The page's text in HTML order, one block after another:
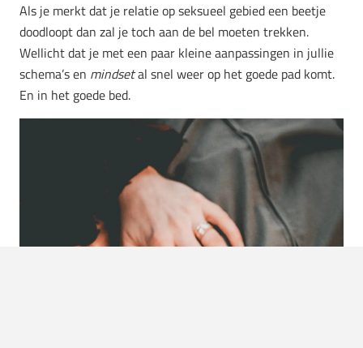
Als je merkt dat je relatie op seksueel gebied een beetje
doodloopt dan zal je toch aan de bel moeten trekken.
Wellicht dat je met een paar kleine aanpassingen in jullie
schema’s en mindsetal snel weer op het goede pad komt.
En in het goede bed.